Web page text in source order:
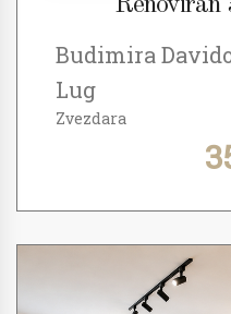
Renoviran
Budimira
Lug
Zvezdara